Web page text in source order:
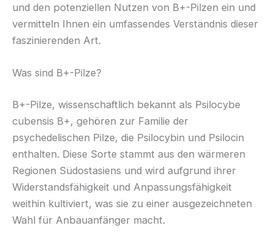
und den potenziellen Nutzen von B+-Pilzen ein und
vermitteln Ihnen ein umfassendes Verständnis dieser
faszinierenden Art.
Was sind B+-Pilze?
B+-Pilze, wissenschaftlich bekannt als Psilocybe
cubensis B+, gehören zur Familie der
psychedelischen Pilze, die Psilocybin und Psilocin
enthalten. Diese Sorte stammt aus den wärmeren
Regionen Südostasiens und wird aufgrund ihrer
Widerstandsfähigkeit und Anpassungsfähigkeit
weithin kultiviert, was sie zu einer ausgezeichneten
Wahl für Anbauanfänger macht.